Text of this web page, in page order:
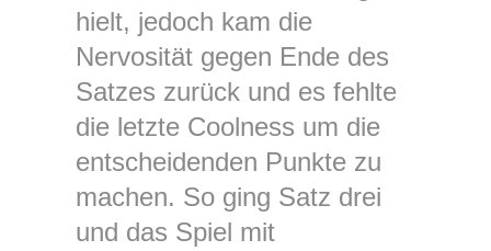
hielt, jedoch kam die
Nervosität gegen Ende des
Satzes zurück und es fehlte
die letzte Coolness um die
entscheidenden Punkte zu
machen. So ging Satz drei
und das Spiel mit